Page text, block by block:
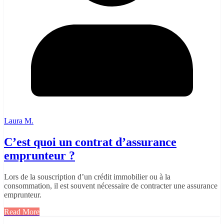
Laura M.
C’est quoi un contrat d’assurance
emprunteur ?
Lors de la souscription d’un crédit immobilier ou à la
consommation, il est souvent nécessaire de contracter une assurance
emprunteur.
Read More